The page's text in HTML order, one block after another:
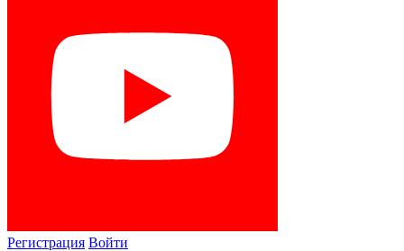
Регистрация Войти